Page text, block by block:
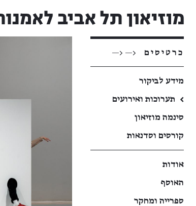
כרטיסים <— <—
מידע לביקור
←
תערוכות ואירועים
סינמה מוזיאון
קורסים וסדנאות
אודות
האוסף
ספרייה ומחקר